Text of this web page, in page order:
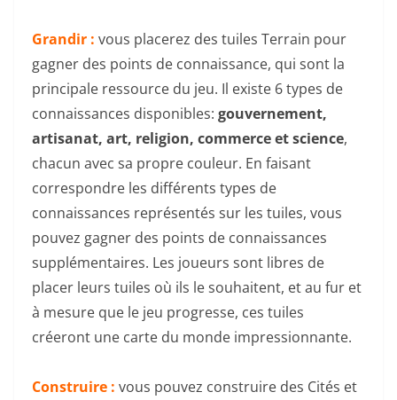
Grandir : vous placerez des tuiles Terrain pour
gagner des points de connaissance, qui sont la
principale ressource du jeu. Il existe 6 types de
connaissances disponibles: gouvernement,
artisanat, art, religion, commerce et science,
chacun avec sa propre couleur. En faisant
correspondre les différents types de
connaissances représentés sur les tuiles, vous
pouvez gagner des points de connaissances
supplémentaires. Les joueurs sont libres de
placer leurs tuiles où ils le souhaitent, et au fur et
à mesure que le jeu progresse, ces tuiles
créeront une carte du monde impressionnante.
Construire : vous pouvez construire des Cités et